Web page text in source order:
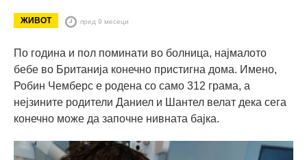
ЖИВОТ пред 9 месеци
По година и пол поминати во болница, најмалото
бебе во Британија конечно пристигна дома. Имено,
Робин Чемберс е родена со само 312 грама, а
нејзините родители Даниел и Шантел велат дека сега
конечно може да започне нивната бајка.